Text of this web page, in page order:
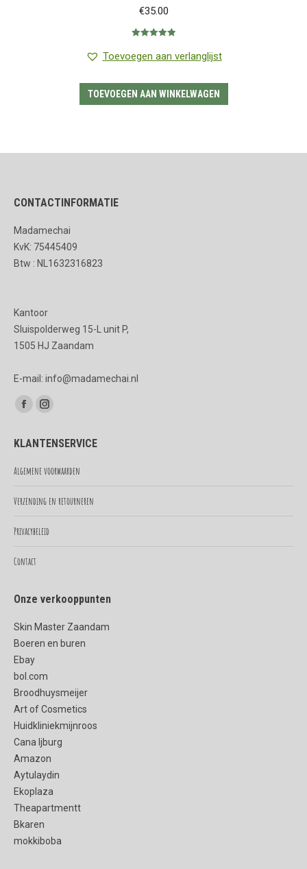
€35.00
5.00 uit 5
Toevoegen aan verlanglijst
TOEVOEGEN AAN WINKELWAGEN
CONTACTINFORMATIE
Madamechai
KvK: 75445409
Btw : NL1632316823
Kantoor
Sluispolderweg 15-L unit P,
1505 HJ Zaandam
E-mail: info@madamechai.nl
Vind ons op:
Facebook
opens
in
window
Instagram
opens
in
window
KLANTENSERVICE
Algemene voorwaarden
Verzending en retourneren
Privacybeleid
Contact
Onze verkooppunten
Skin Master Zaandam
Boeren en buren
Ebay
bol.com
Broodhuysmeijer
Art of Cosmetics
Huidkliniekmijnroos
Cana Ijburg
Amazon
Aytulaydin
Ekoplaza
Theapartmentt
Bkaren
mokkiboba